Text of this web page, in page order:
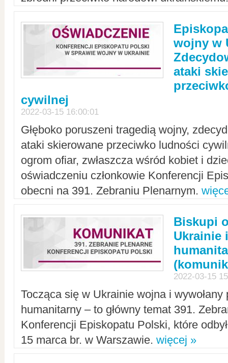
wojny w
ataki
cywilnej
2022-03-15 16:00:01
Głęboko poruszeni tragedią wojny,
ataki skierowane przeciwko ludności
ogrom ofiar, zwłaszcza wśród kobiet i
oświadczeniu członkowie Konferencji
obecni na 391. Zebraniu Plenarnym.
Biskupi
Ukrainie
2022-03-15
Tocząca się w Ukrainie wojna i
humanitarny – to główny temat 391.
Konferencji Episkopatu Polski, które
15 marca br. w Warszawie. więcej »